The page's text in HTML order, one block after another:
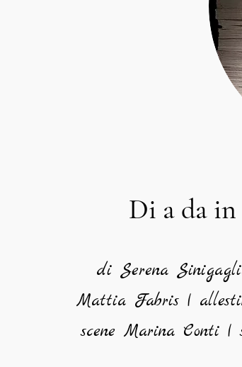
Di a da in
di Serena
Mattia Fabris |
scene Marina Conti |